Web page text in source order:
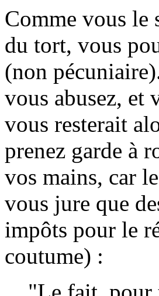
Comme vous le
du tort, vous
(non
vous abusez, et
vous resterait
prenez garde à
vos mains, car
vous jure que
impôts pour le
coutume) :